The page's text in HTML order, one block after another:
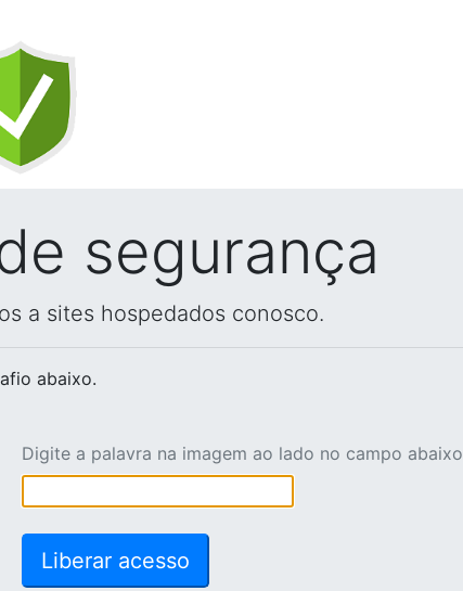
segurança
a sites hospedados conosco.
abaixo.
Digite a palavra na imagem ao lado no campo abaixo